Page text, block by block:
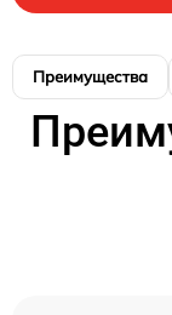
Преимущества